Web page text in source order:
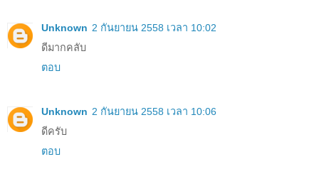
Unknown 2 กันยายน 2558 เวลา 10:02
ดีมากคลับ
ตอบ
Unknown 2 กันยายน 2558 เวลา 10:06
ดีครับ
ตอบ